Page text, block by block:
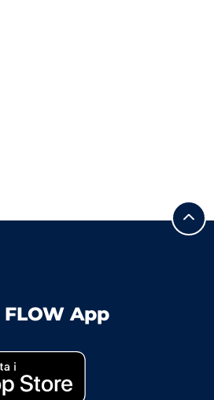
FLOW App